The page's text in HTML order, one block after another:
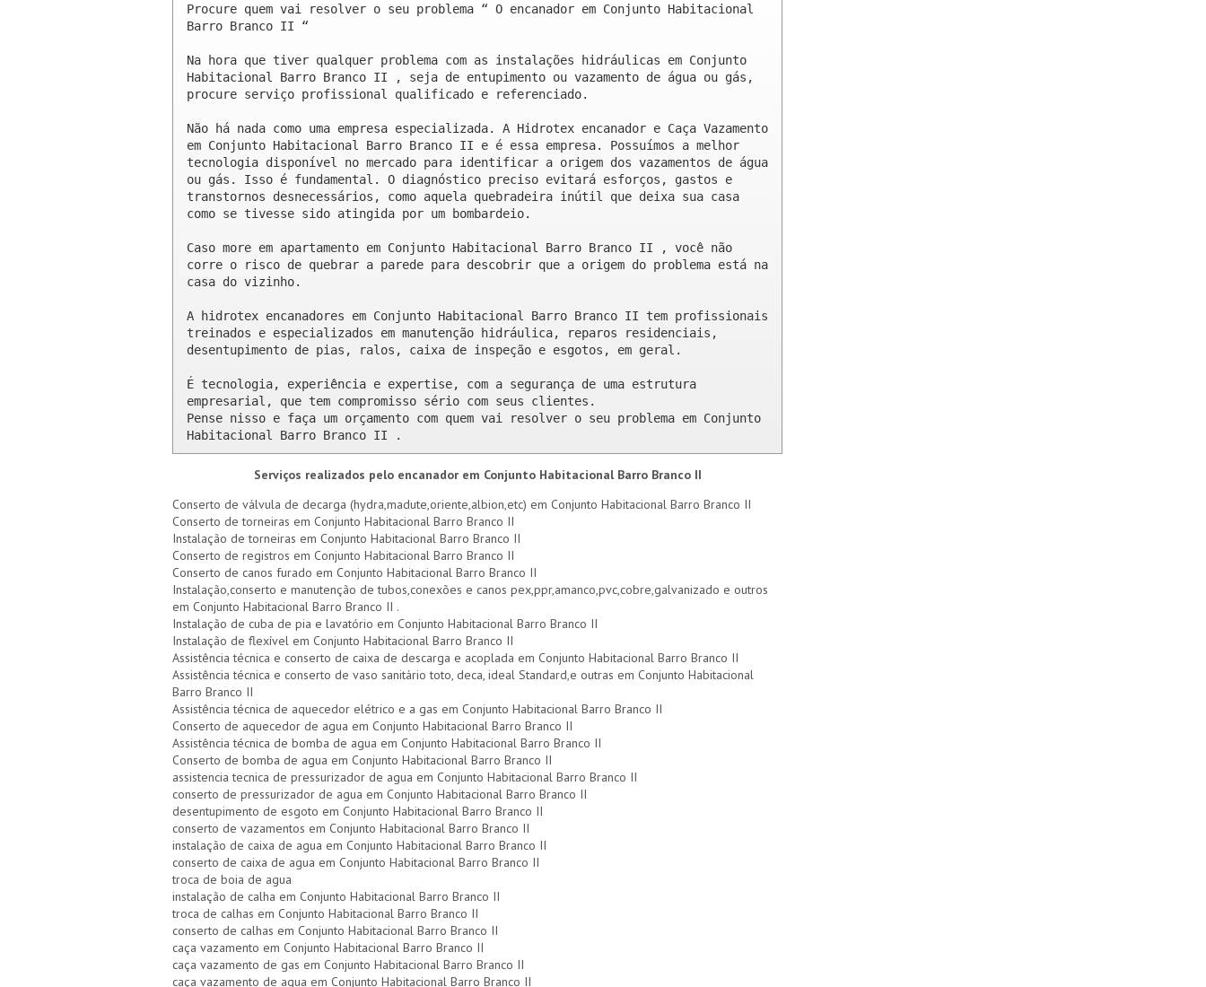
Procure quem vai resolver o seu problema “ O encanador em Conjunto Habitacional
Barro Branco II “
Na hora que tiver qualquer problema com as instalações hidráulicas em Conjunto
Habitacional Barro Branco II , seja de entupimento ou vazamento de água ou gás,
procure serviço profissional qualificado e referenciado.
Não há nada como uma empresa especializada. A Hidrotex encanador e Caça Vazamento
em Conjunto Habitacional Barro Branco II e é essa empresa. Possuímos a melhor
tecnologia disponível no mercado para identificar a origem dos vazamentos de água
ou gás. Isso é fundamental. O diagnóstico preciso evitará esforços, gastos e
transtornos desnecessários, como aquela quebradeira inútil que deixa sua casa
como se tivesse sido atingida por um bombardeio.
Caso more em apartamento em Conjunto Habitacional Barro Branco II , você não
corre o risco de quebrar a parede para descobrir que a origem do problema está na
casa do vizinho.
A hidrotex encanadores em Conjunto Habitacional Barro Branco II tem profissionais
treinados e especializados em manutenção hidráulica, reparos residenciais,
desentupimento de pias, ralos, caixa de inspeção e esgotos, em geral.
É tecnologia, experiência e expertise, com a segurança de uma estrutura
empresarial, que tem compromisso sério com seus clientes.
Pense nisso e faça um orçamento com quem vai resolver o seu problema em Conjunto
Habitacional Barro Branco II .
Serviços realizados pelo encanador em Conjunto Habitacional Barro Branco II
Conserto de válvula de decarga (hydra,madute,oriente,albion,etc) em Conjunto Habitacional Barro Branco II
Conserto de torneiras em Conjunto Habitacional Barro Branco II
Instalação de torneiras em Conjunto Habitacional Barro Branco II
Conserto de registros em Conjunto Habitacional Barro Branco II
Conserto de canos furado em Conjunto Habitacional Barro Branco II
Instalação,conserto e manutenção de tubos,conexões e canos pex,ppr,amanco,pvc,cobre,galvanizado e outros
em Conjunto Habitacional Barro Branco II .
Instalação de cuba de pia e lavatório em Conjunto Habitacional Barro Branco II
Instalação de flexível em Conjunto Habitacional Barro Branco II
Assistência técnica e conserto de caixa de descarga e acoplada em Conjunto Habitacional Barro Branco II
Assistência técnica e conserto de vaso sanitário toto, deca, ideal Standard,e outras em Conjunto Habitacional
Barro Branco II
Assistência técnica de aquecedor elétrico e a gas em Conjunto Habitacional Barro Branco II
Conserto de aquecedor de agua em Conjunto Habitacional Barro Branco II
Assistência técnica de bomba de agua em Conjunto Habitacional Barro Branco II
Conserto de bomba de agua em Conjunto Habitacional Barro Branco II
assistencia tecnica de pressurizador de agua em Conjunto Habitacional Barro Branco II
conserto de pressurizador de agua em Conjunto Habitacional Barro Branco II
desentupimento de esgoto em Conjunto Habitacional Barro Branco II
conserto de vazamentos em Conjunto Habitacional Barro Branco II
instalação de caixa de agua em Conjunto Habitacional Barro Branco II
conserto de caixa de agua em Conjunto Habitacional Barro Branco II
troca de boia de agua
instalação de calha em Conjunto Habitacional Barro Branco II
troca de calhas em Conjunto Habitacional Barro Branco II
conserto de calhas em Conjunto Habitacional Barro Branco II
caça vazamento em Conjunto Habitacional Barro Branco II
caça vazamento de gas em Conjunto Habitacional Barro Branco II
caça vazamento de agua em Conjunto Habitacional Barro Branco II